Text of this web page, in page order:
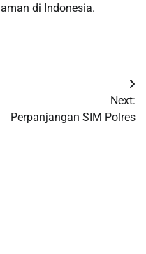
di Indonesia.
Next:
Perpanjangan SIM Polres